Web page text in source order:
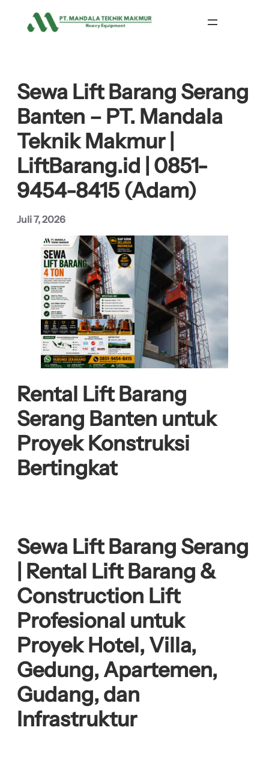
Sewa Lift Barang Serang
Banten – PT. Mandala
Teknik Makmur |
LiftBarang.id | 0851-
9454-8415 (Adam)
Juli 7, 2026
Rental Lift Barang
Serang Banten untuk
Proyek Konstruksi
Bertingkat
Sewa Lift Barang Serang
| Rental Lift Barang &
Construction Lift
Profesional untuk
Proyek Hotel, Villa,
Gedung, Apartemen,
Gudang, dan
Infrastruktur